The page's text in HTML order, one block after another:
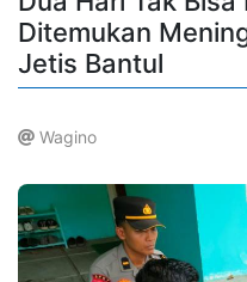
Ditemukan
Jetis Bantul
Wagino